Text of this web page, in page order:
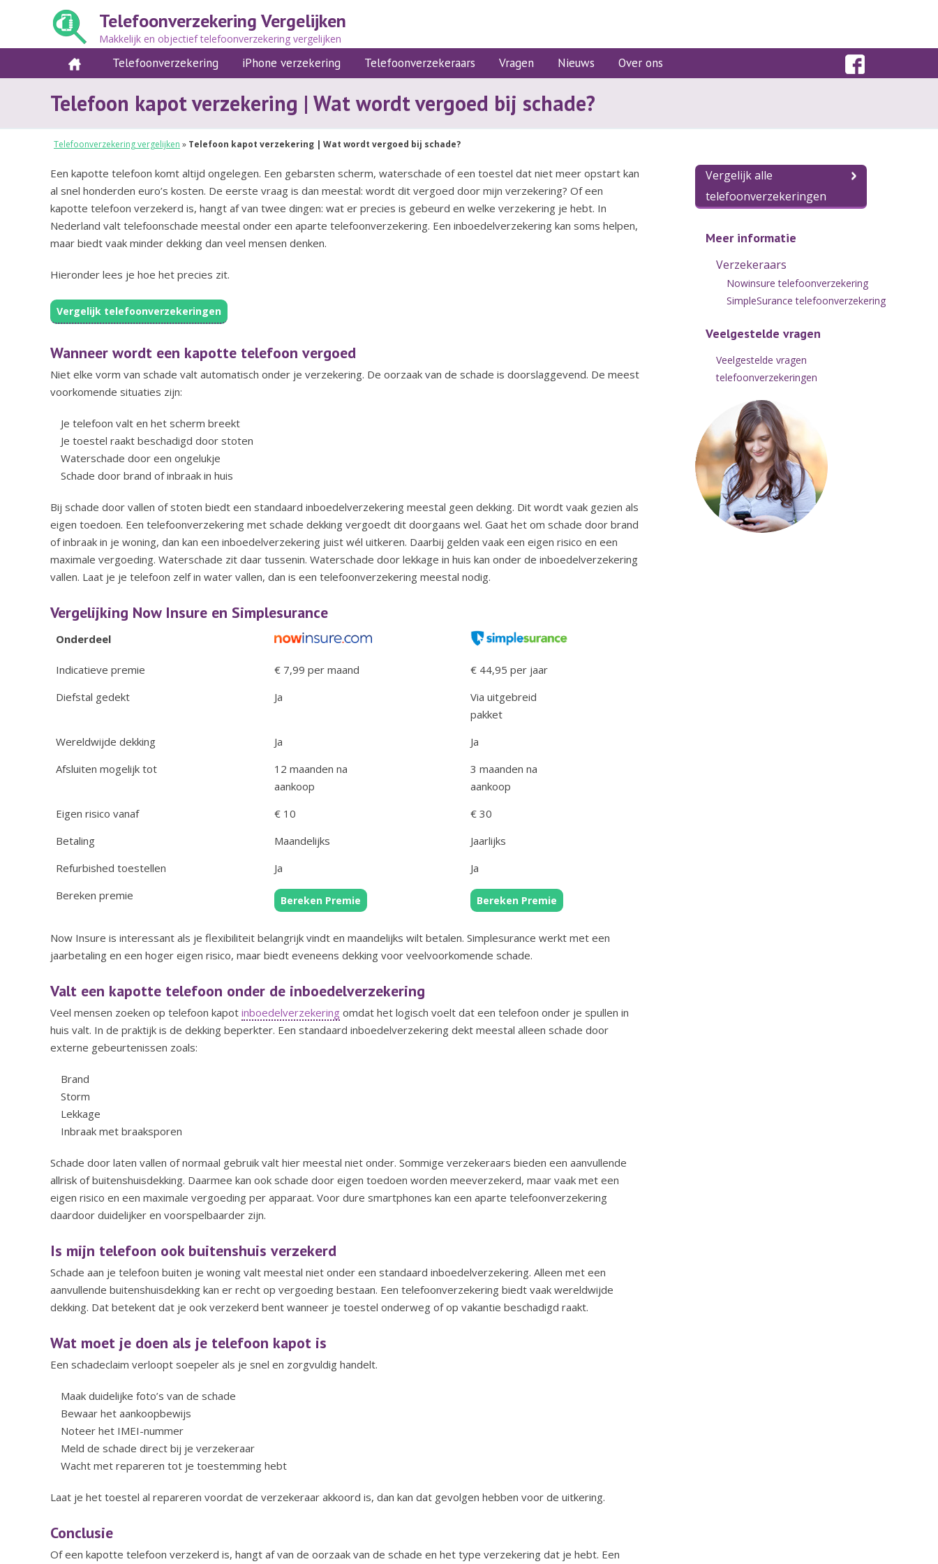
Telefoonverzekering Vergelijken
Makkelijk en objectief telefoonverzekering vergelijken
Telefoonverzekering iPhone verzekering Telefoonverzekeraars Vragen Nieuws Over ons
Telefoon kapot verzekering | Wat wordt vergoed bij schade?
Telefoonverzekering vergelijken » Telefoon kapot verzekering | Wat wordt vergoed bij schade?
Een kapotte telefoon komt altijd ongelegen. Een gebarsten scherm, waterschade of een toestel dat niet meer opstart kan
al snel honderden euro’s kosten. De eerste vraag is dan meestal: wordt dit vergoed door mijn verzekering? Of een
kapotte telefoon verzekerd is, hangt af van twee dingen: wat er precies is gebeurd en welke verzekering je hebt. In
Nederland valt telefoonschade meestal onder een aparte telefoonverzekering. Een inboedelverzekering kan soms helpen,
maar biedt vaak minder dekking dan veel mensen denken.
Hieronder lees je hoe het precies zit.
Vergelijk telefoonverzekeringen
Wanneer wordt een kapotte telefoon vergoed
Niet elke vorm van schade valt automatisch onder je verzekering. De oorzaak van de schade is doorslaggevend. De meest
voorkomende situaties zijn:
Je telefoon valt en het scherm breekt
Je toestel raakt beschadigd door stoten
Waterschade door een ongelukje
Schade door brand of inbraak in huis
Bij schade door vallen of stoten biedt een standaard inboedelverzekering meestal geen dekking. Dit wordt vaak gezien als
eigen toedoen. Een telefoonverzekering met schade dekking vergoedt dit doorgaans wel. Gaat het om schade door brand
of inbraak in je woning, dan kan een inboedelverzekering juist wél uitkeren. Daarbij gelden vaak een eigen risico en een
maximale vergoeding. Waterschade zit daar tussenin. Waterschade door lekkage in huis kan onder de inboedelverzekering
vallen. Laat je je telefoon zelf in water vallen, dan is een telefoonverzekering meestal nodig.
Vergelijking Now Insure en Simplesurance
Onderdeel
Indicatieve premie € 7,99 per maand
€ 44,95 per jaar
Diefstal gedekt
Ja
Via uitgebreid
pakket
Wereldwijde dekking
Ja
Ja
Afsluiten mogelijk tot
12 maanden na
aankoop
3 maanden na
aankoop
Eigen risico vanaf
€ 10
€ 30
Betaling
Maandelijks
Jaarlijks
Refurbished toestellen
Ja
Ja
Bereken premie
Bereken Premie Bereken Premie
Now Insure is interessant als je flexibiliteit belangrijk vindt en maandelijks wilt betalen. Simplesurance werkt met een
jaarbetaling en een hoger eigen risico, maar biedt eveneens dekking voor veelvoorkomende schade.
Valt een kapotte telefoon onder de inboedelverzekering
Veel mensen zoeken op telefoon kapot inboedelverzekering omdat het logisch voelt dat een telefoon onder je spullen in
huis valt. In de praktijk is de dekking beperkter. Een standaard inboedelverzekering dekt meestal alleen schade door
externe gebeurtenissen zoals:
Brand
Storm
Lekkage
Inbraak met braaksporen
Schade door laten vallen of normaal gebruik valt hier meestal niet onder. Sommige verzekeraars bieden een aanvullende
allrisk of buitenshuisdekking. Daarmee kan ook schade door eigen toedoen worden meeverzekerd, maar vaak met een
eigen risico en een maximale vergoeding per apparaat. Voor dure smartphones kan een aparte telefoonverzekering
daardoor duidelijker en voorspelbaarder zijn.
Is mijn telefoon ook buitenshuis verzekerd
Schade aan je telefoon buiten je woning valt meestal niet onder een standaard inboedelverzekering. Alleen met een
aanvullende buitenshuisdekking kan er recht op vergoeding bestaan. Een telefoonverzekering biedt vaak wereldwijde
dekking. Dat betekent dat je ook verzekerd bent wanneer je toestel onderweg of op vakantie beschadigd raakt.
Wat moet je doen als je telefoon kapot is
Een schadeclaim verloopt soepeler als je snel en zorgvuldig handelt.
Maak duidelijke foto’s van de schade
Bewaar het aankoopbewijs
Noteer het IMEI-nummer
Meld de schade direct bij je verzekeraar
Wacht met repareren tot je toestemming hebt
Laat je het toestel al repareren voordat de verzekeraar akkoord is, dan kan dat gevolgen hebben voor de uitkering.
Conclusie
Of een kapotte telefoon verzekerd is, hangt af van de oorzaak van de schade en het type verzekering dat je hebt. Een
Vergelijk alle
telefoonverzekeringen
Meer informatie
Verzekeraars
Nowinsure telefoonverzekering
SimpleSurance telefoonverzekering
Veelgestelde vragen
Veelgestelde vragen
telefoonverzekeringen